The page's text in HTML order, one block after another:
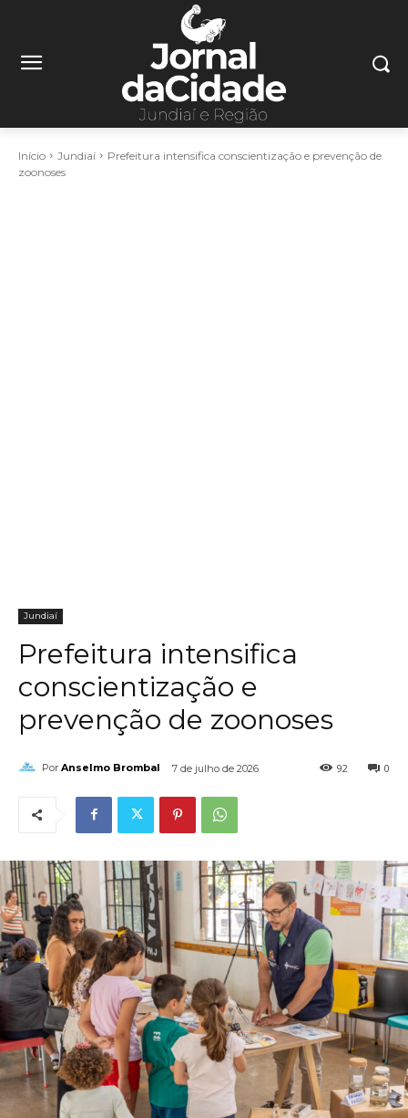
Início Jundiaí
Prefeitura intensifica conscientização e prevenção de
zoonoses
Jundiaí
Prefeitura intensifica
conscientização e
prevenção de zoonoses
Por Anselmo Brombal 7 de julho de 2026 0
92